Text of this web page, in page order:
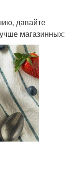
давайте
магазинных: